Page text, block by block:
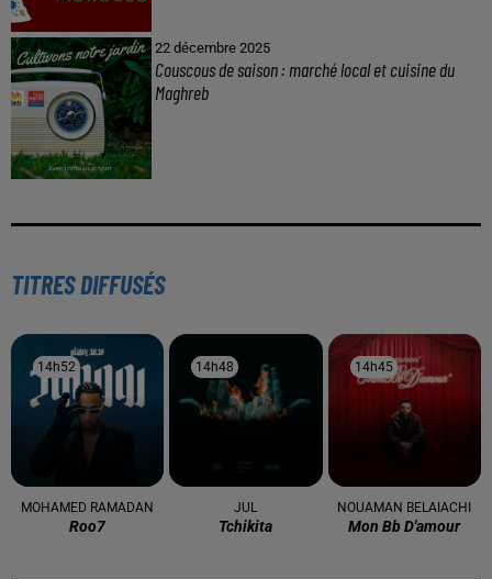
22 décembre 2025
Couscous de saison : marché local et cuisine du
Maghreb
TITRES DIFFUSÉS
14h52
14h52
MOHAMED RAMADAN
Roo7
14h48
14h48
JUL
Tchikita
14h45
14h45
NOUAMAN BELAIACHI
Mon Bb D'amour